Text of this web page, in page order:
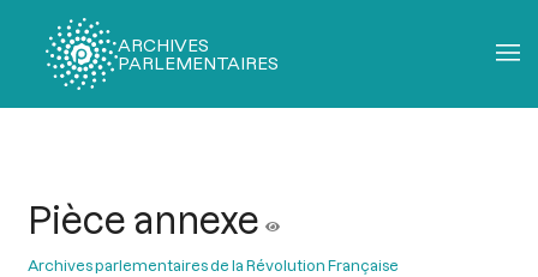
ARCHIVES
PARLEMENTAIRES
Pièce annexe
Archives parlementaires de la Révolution Française